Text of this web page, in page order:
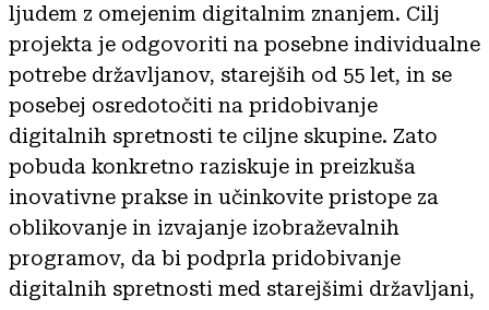
ljudem z omejenim digitalnim znanjem. Cilj
projekta je odgovoriti na posebne individualne
potrebe državljanov, starejših od 55 let, in se
posebej osredotočiti na pridobivanje
digitalnih spretnosti te ciljne skupine. Zato
pobuda konkretno raziskuje in preizkuša
inovativne prakse in učinkovite pristope za
oblikovanje in izvajanje izobraževalnih
programov, da bi podprla pridobivanje
digitalnih spretnosti med starejšimi državljani,